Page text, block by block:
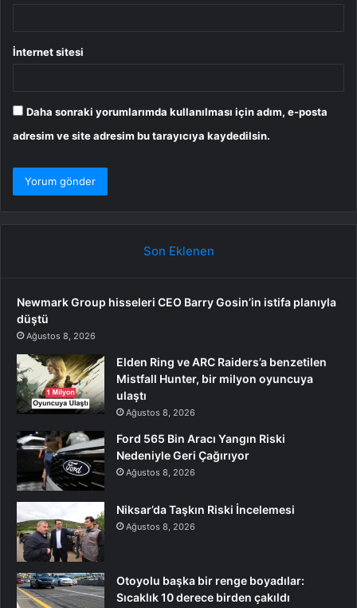
İnternet sitesi
Daha sonraki yorumlarımda kullanılması için adım, e-posta
adresim ve site adresim bu tarayıcıya kaydedilsin.
Son Eklenen
Newmark Group hisseleri CEO Barry Gosin’in istifa planıyla
düştü
Ağustos 8, 2026
Elden Ring ve ARC Raiders’a benzetilen
Mistfall Hunter, bir milyon oyuncuya
ulaştı
Ağustos 8, 2026
Ford 565 Bin Aracı Yangın Riski
Nedeniyle Geri Çağırıyor
Ağustos 8, 2026
Niksar’da Taşkın Riski İncelemesi
Ağustos 8, 2026
Otoyolu başka bir renge boyadılar:
Sıcaklık 10 derece birden çakıldı